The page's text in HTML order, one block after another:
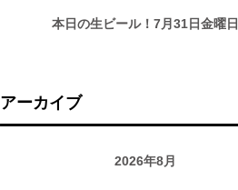
本日の生ビール！7月31日金曜日
アーカイブ
2026年8月